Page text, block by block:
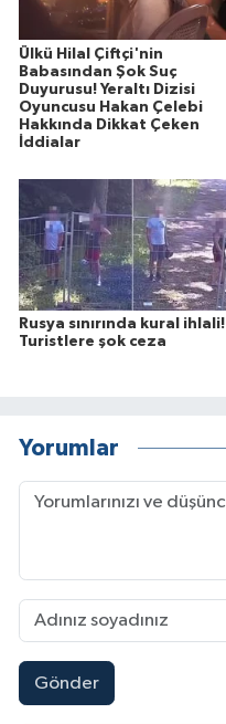
Ülkü Hilal Çiftçi'nin
Babasından Şok Suç
Duyurusu! Yeraltı Dizisi
Oyuncusu Hakan Çelebi
Hakkında Dikkat Çeken
İddialar
Rusya sınırında kural ihlali!
Turistlere şok ceza
Yorumlar
Gönder